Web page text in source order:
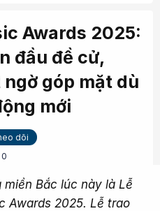
Awards 2025:
đầu đề cử,
góp mặt dù
mới
dõi
0
Bắc lúc này là Lễ
Awards 2025. Lễ trao